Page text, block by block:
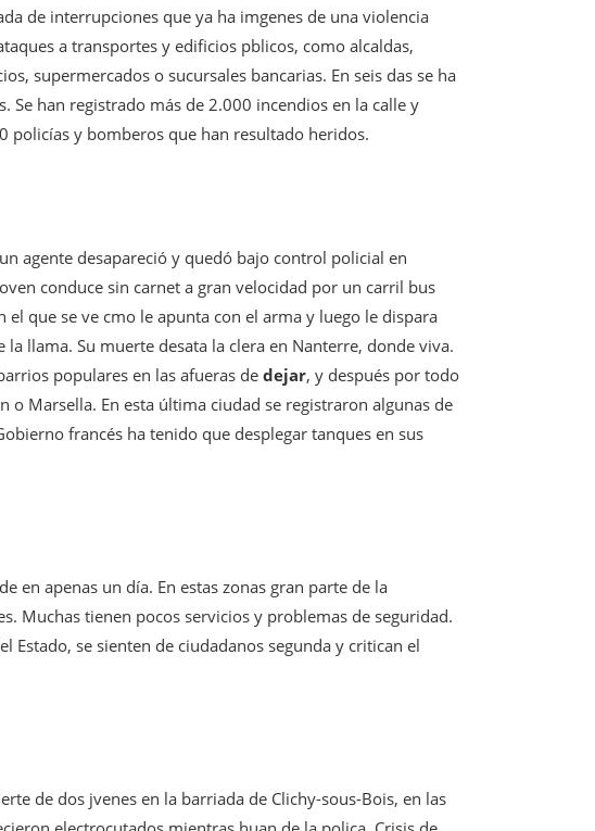
de interrupciones que ya ha imgenes de una violencia
a transportes y edificios pblicos, como alcaldas,
supermercados o sucursales bancarias. En seis das se ha
Se han registrado más de 2.000 incendios en la calle y
policías y bomberos que han resultado heridos.
agente desapareció y quedó bajo control policial en
conduce sin carnet a gran velocidad por un carril bus
que se ve cmo le apunta con el arma y luego le dispara
llama. Su muerte desata la clera en Nanterre, donde viva.
populares en las afueras dedejar, y después por todo
o Marsella. En esta última ciudad se registraron algunas de
francés ha tenido que desplegar tanques en sus
en apenas un día. En estas zonas gran parte de la
Muchas tienen pocos servicios y problemas de seguridad.
Estado, se sienten de ciudadanos segunda y critican el
de dos jvenes en la barriada de Clichy-sous-Bois, en las